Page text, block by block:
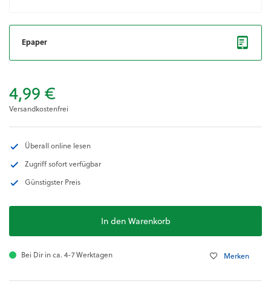
Epaper
4,99 €
Versandkostenfrei
Überall online lesen
Zugriff sofort verfügbar
Günstigster Preis
In den Warenkorb
Bei Dir in ca. 4-7 Werktagen Merken